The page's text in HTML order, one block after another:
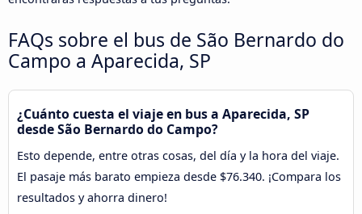
FAQs sobre el bus de São Bernardo do
Campo a Aparecida, SP
¿Cuánto cuesta el viaje en bus a Aparecida, SP
desde São Bernardo do Campo?
Esto depende, entre otras cosas, del día y la hora del viaje.
El pasaje más barato empieza desde $76.340. ¡Compara los
resultados y ahorra dinero!